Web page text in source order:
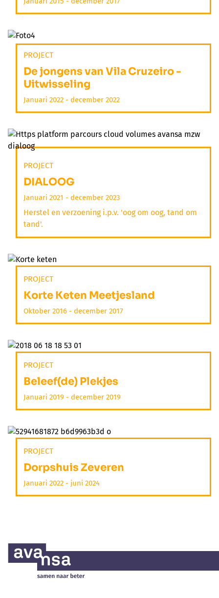
PROJECT
De jongens van Vila Cruzeiro -
Uitwisseling
Januari 2022 - december 2022
PROJECT
DIALOOG
Januari 2021 - december 2023
Herstel en verzoening i.p.v. 'oog om oog, tand om
tand'.
PROJECT
Korte Keten Meetjesland
Oktober 2016 - december 2017
PROJECT
Beleef(de) Plekjes
Januari 2019 - december 2019
PROJECT
Dorpshuis Zeveren
Januari 2022 - juni 2024